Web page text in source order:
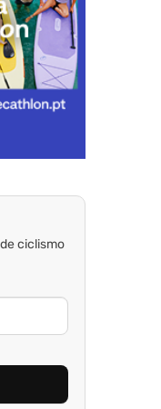
ciclismo